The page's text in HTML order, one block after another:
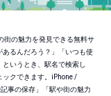
街の魅力を発見できる無料サ
るんだろう？」「いつも使
いうとき、駅名で検索し
ックできます。iPhone /
事の保存」「駅や街の魅力